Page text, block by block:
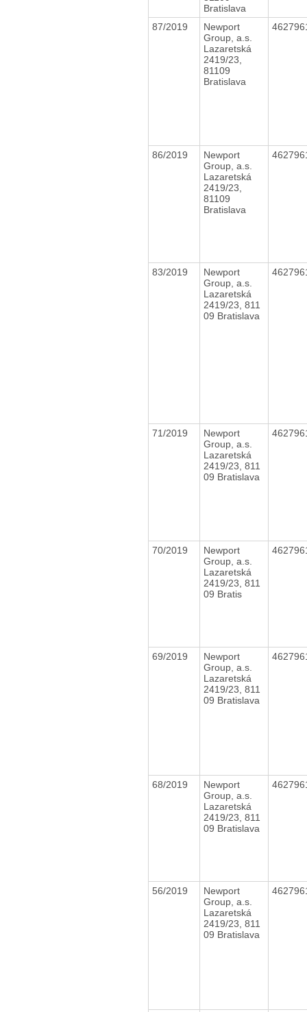
Bratislava
87/2019
Newport
Group, a.s.
Lazaretská
2419/23,
81109
Bratislava
86/2019
Newport
Group, a.s.
Lazaretská
2419/23,
81109
Bratislava
83/2019
Newport
Group, a.s.
Lazaretská
2419/23, 811
09 Bratislava
71/2019
Newport
Group, a.s.
Lazaretská
2419/23, 811
09 Bratislava
70/2019
Newport
Group, a.s.
Lazaretská
2419/23, 811
09 Bratis
69/2019
Newport
Group, a.s.
Lazaretská
2419/23, 811
09 Bratislava
68/2019
Newport
Group, a.s.
Lazaretská
2419/23, 811
09 Bratislava
56/2019
Newport
Group, a.s.
Lazaretská
2419/23, 811
09 Bratislava